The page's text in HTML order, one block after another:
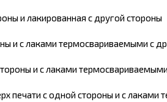
и лакированная с другой стороны
и с лаками термосвариваемыми с
и с лаками
печати с одной стороны и с лаками